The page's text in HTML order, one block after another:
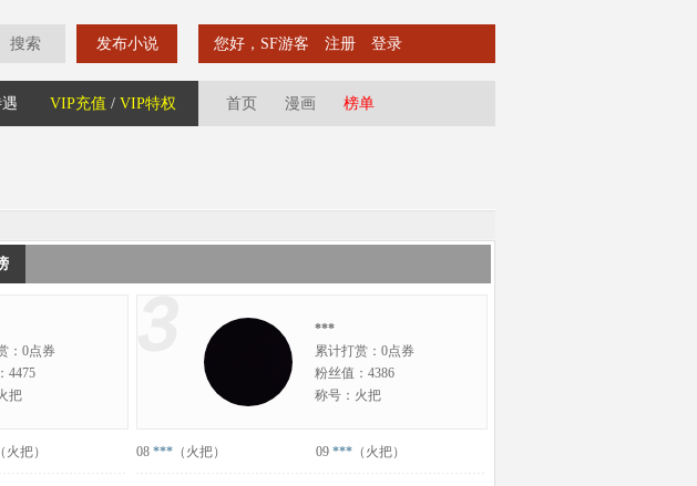
搜索 发布小说 您好，SF游客 注册 登录
VIP充值 / VIP特权 首页 漫画 榜单
：0点券
4475
把
***
累计打赏：0点券
粉丝值：4386
称号：火把
（火把） 08 *** （火把） 09 *** （火把）